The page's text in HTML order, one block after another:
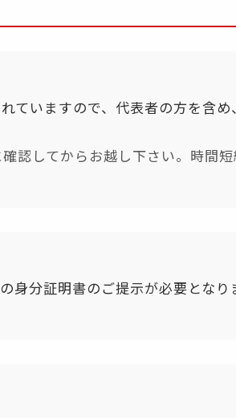
ていますので、代表者の方を含め
認してからお越し下さい。時間
身分証明書のご提示が必要となり